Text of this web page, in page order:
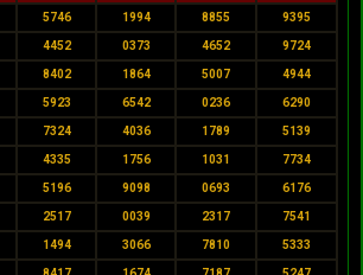
5746 1994 8855 9395
4452 0373 4652 9724
8402 1864 5007 4944
5923 6542 0236 6290
7324 4036 1789 5139
4335 1756 1031 7734
5196 9098 0693 6176
2517 0039 2317 7541
1494 3066 7810 5333